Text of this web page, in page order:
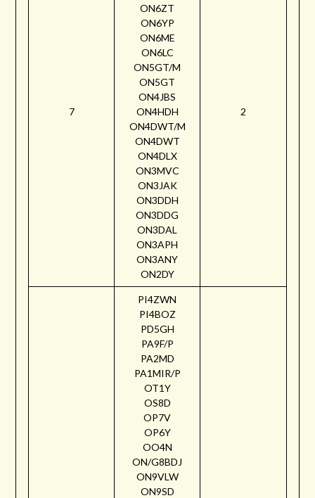
7
ON6ZT
ON6YP
ON6ME
ON6LC
ON5GT/M
ON5GT
ON4JBS
ON4HDH
ON4DWT/M
ON4DWT
ON4DLX
ON3MVC
ON3JAK
ON3DDH
ON3DDG
ON3DAL
ON3APH
ON3ANY
ON2DY
2
PI4ZWN
PI4BOZ
PD5GH
PA9F/P
PA2MD
PA1MIR/P
OT1Y
OS8D
OP7V
OP6Y
OO4N
ON/G8BDJ
ON9VLW
ON9SD